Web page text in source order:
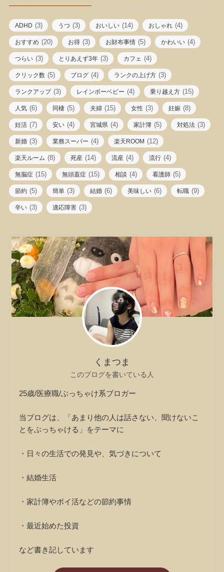
ADHD (3) うつ (3) おいしい (14) おしゃれ (4)
おすすめ (20) お得 (3) お財布事情 (5) かわいい (4)
つらい (3) とりあえず3年 (3) カフェ (4)
クリック数 (5) ブログ (4) ランクの上げ方 (3)
ランクアップ(3) レインボーベビー (4) 乗り越え方 (15)
人気 (6) 同棲 (5) 夫婦 (15) 女性 (3) 妊娠 (8)
妊活 (7) 安い (4) 宮城県 (4) 家計簿 (5) 対処法 (3)
新婚 (3) 業務スーパー (4) 楽天ROOM (12)
楽天ルーム (8) 死産 (14) 流産 (4) 流行 (4)
無脳症 (15) 無頭蓋症 (15) 相談 (4) 看護師 (5)
節約 (5) 簡単 (3) 結婚 (6) 美味しい (6) 転職 (9)
辛い (3) 適応障害 (3)
くまつま
このブログを書いている人
25歳/医療職/ぶっちゃけ系ブロガー
当ブログは、「あまり他の人は話さない、聞けないこ
とをぶっちゃける」をテーマに
・日々の生活での発見や、気づきについて
・結婚生活
・家計簿やポイ活などの節約事情
・最近始めた投資
など書き記しています